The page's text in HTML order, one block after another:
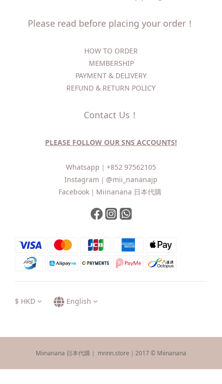
Please read before placing your order！
HOW TO ORDER​
MEMBERSHIP
PAYMENT & DELIVERY
REFUND & RETURN POLICY
Contact Us！
PLEASE FOLLOW OUR SNS ACCOUNTS!
Whatsapp｜ +852 97562105
Instagram｜ @mii_nananajp
Facebook｜ Miinanana 日本代購
$ HKD English
Miinanana 日本代購｜ mnnn.store｜2017 © Miinanana